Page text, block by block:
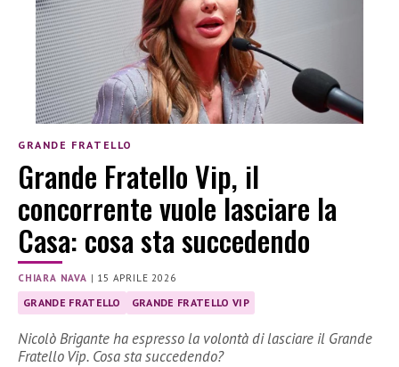
GRANDE FRATELLO
Grande Fratello Vip, il
concorrente vuole lasciare la
Casa: cosa sta succedendo
CHIARA NAVA | 15 APRILE 2026
GRANDE FRATELLO GRANDE FRATELLO VIP
Nicolò Brigante ha espresso la volontà di lasciare il Grande
Fratello Vip. Cosa sta succedendo?